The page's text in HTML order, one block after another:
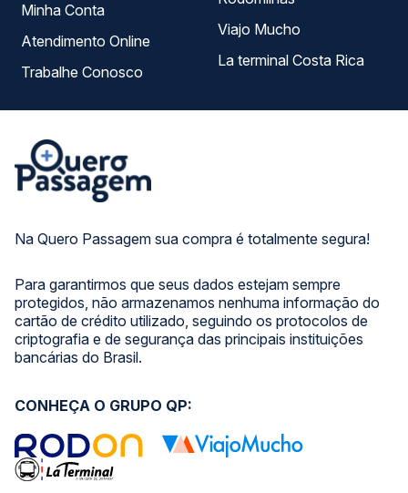
Na Quero Passagem sua compra é totalmente segura!
Para garantirmos que seus dados estejam sempre
protegidos, não armazenamos nenhuma informação do
cartão de crédito utilizado, seguindo os protocolos de
criptografia e de segurança das principais instituições
bancárias do Brasil.
Minha Conta
Atendimento Online
Trabalhe Conosco
Viajo Mucho
La terminal Costa Rica
CONHEÇA O GRUPO QP: